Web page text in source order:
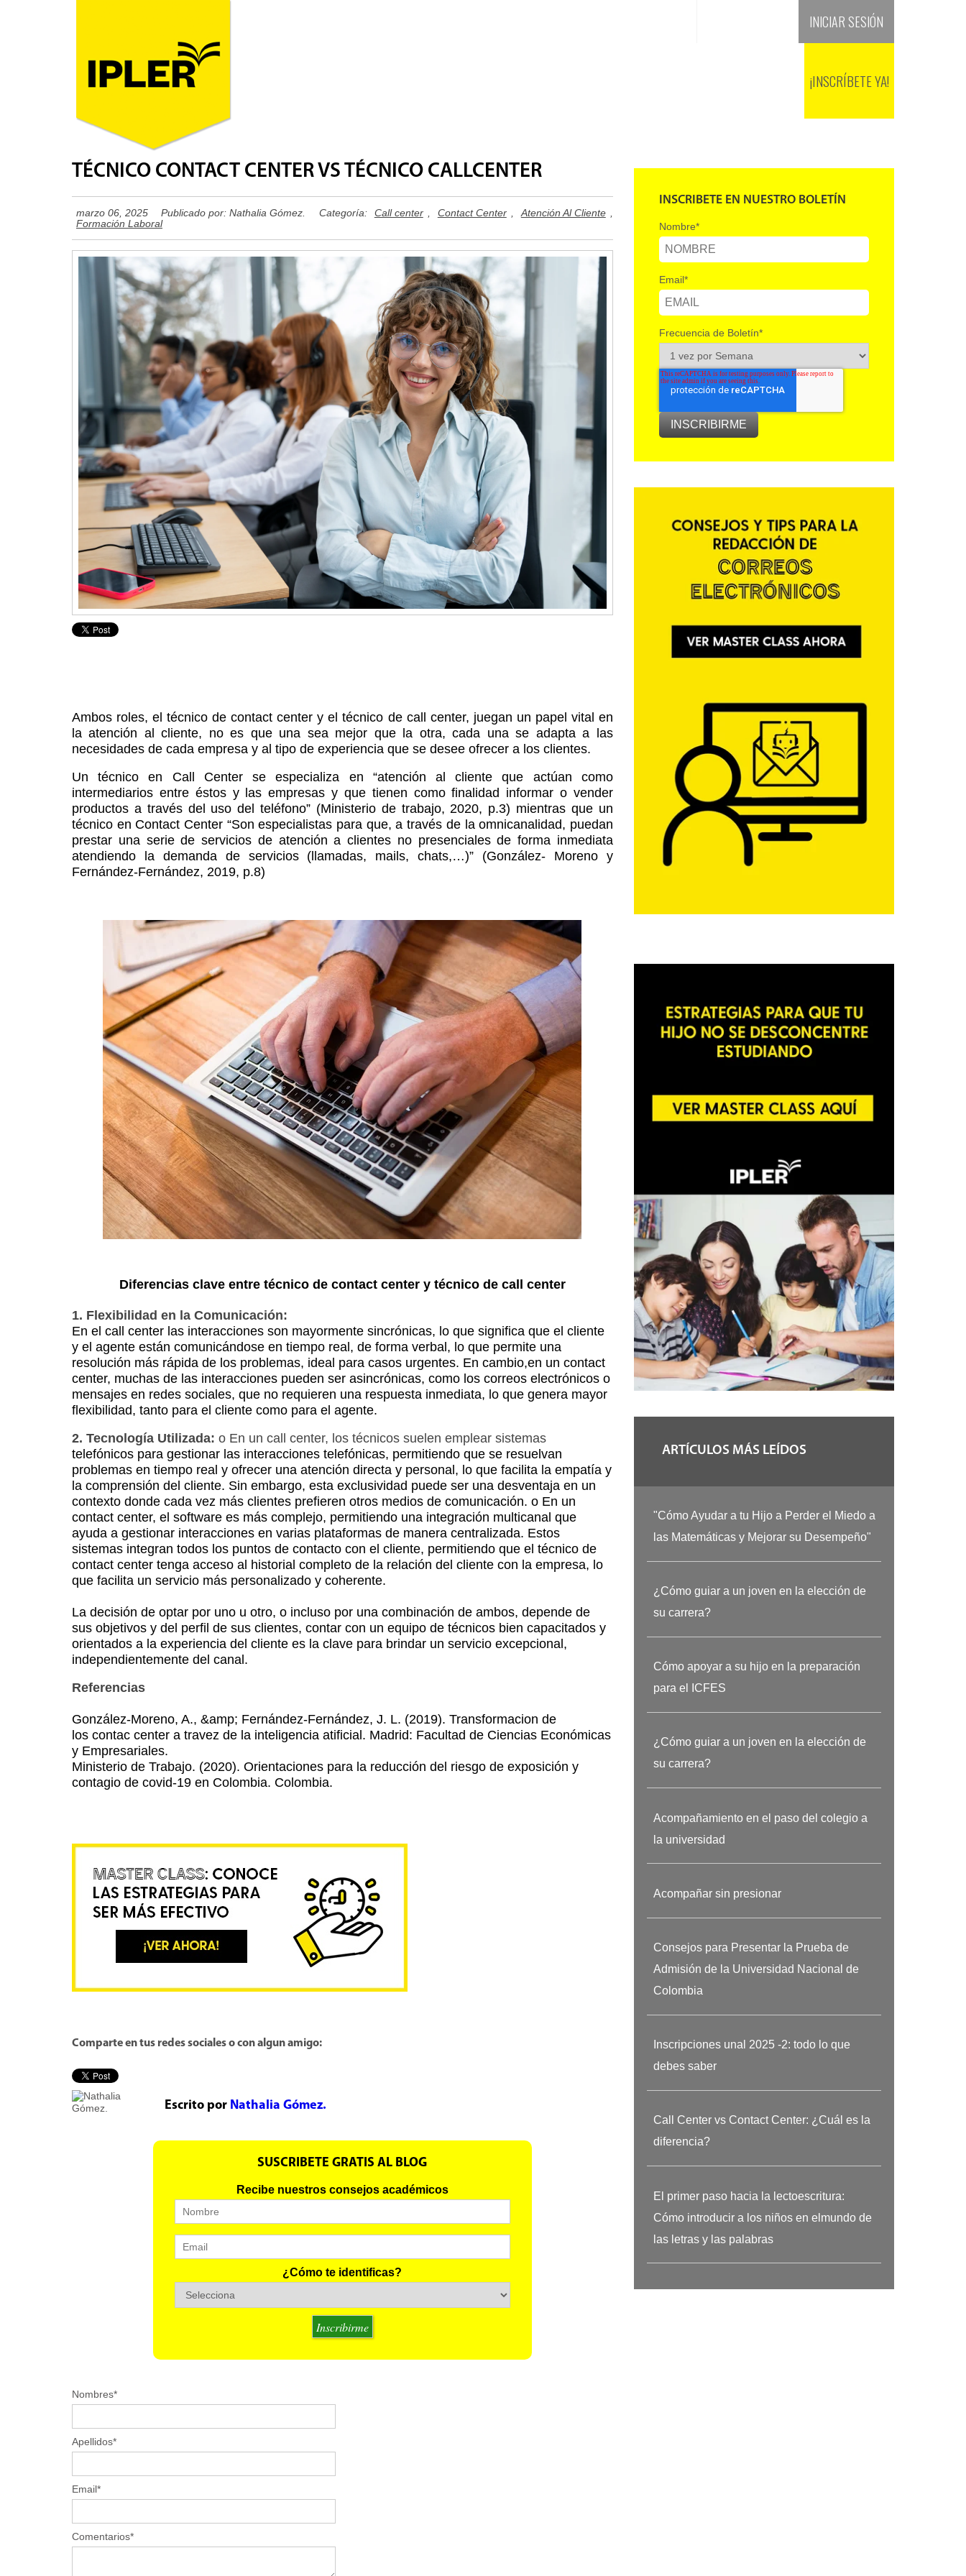
INICIAR SESIÓN
¡INSCRÍBETE YA!
TÉCNICO CONTACT CENTER VS TÉCNICO CALLCENTER
marzo 06, 2025 Publicado por:Nathalia Gómez. Categoría: Call center Contact Center Atención Al Cliente
Formación Laboral
Ambos roles, el técnico de contact center y el técnico de call center, juegan un papel vital en
la atención al cliente, no es que una sea mejor que la otra, cada una se adapta a las
necesidades de cada empresa y al tipo de experiencia que se desee ofrecer a los clientes.
Un técnico en Call Center se especializa en “atención al cliente que actúan como
intermediarios entre éstos y las empresas y que tienen como finalidad informar o vender
productos a través del uso del teléfono” (Ministerio de trabajo, 2020, p.3) mientras que un
técnico en Contact Center “Son especialistas para que, a través de la omnicanalidad, puedan
prestar una serie de servicios de atención a clientes no presenciales de forma inmediata
atendiendo la demanda de servicios (llamadas, mails, chats,…)” (González- Moreno y
Fernández-Fernández, 2019, p.8)
Diferencias clave entre técnico de contact center y técnico de call center
1. Flexibilidad en la Comunicación:
En el call center las interacciones son mayormente sincrónicas, lo que significa que el cliente
y el agente están comunicándose en tiempo real, de forma verbal, lo que permite una
resolución más rápida de los problemas, ideal para casos urgentes. En cambio,en un contact
center, muchas de las interacciones pueden ser asincrónicas, como los correos electrónicos o
mensajes en redes sociales, que no requieren una respuesta inmediata, lo que genera mayor
flexibilidad, tanto para el cliente como para el agente.
2. Tecnología Utilizada: o En un call center, los técnicos suelen emplear sistemas
telefónicos para gestionar las interacciones telefónicas, permitiendo que se resuelvan
problemas en tiempo real y ofrecer una atención directa y personal, lo que facilita la empatía y
la comprensión del cliente. Sin embargo, esta exclusividad puede ser una desventaja en un
contexto donde cada vez más clientes prefieren otros medios de comunicación. o En un
contact center, el software es más complejo, permitiendo una integración multicanal que
ayuda a gestionar interacciones en varias plataformas de manera centralizada. Estos
sistemas integran todos los puntos de contacto con el cliente, permitiendo que el técnico de
contact center tenga acceso al historial completo de la relación del cliente con la empresa, lo
que facilita un servicio más personalizado y coherente.
La decisión de optar por uno u otro, o incluso por una combinación de ambos, depende de
sus objetivos y del perfil de sus clientes, contar con un equipo de técnicos bien capacitados y
orientados a la experiencia del cliente es la clave para brindar un servicio excepcional,
independientemente del canal.
Referencias
González-Moreno, A., &amp; Fernández-Fernández, J. L. (2019). Transformacion de
los contac center a travez de la inteligencia atificial. Madrid: Facultad de Ciencias Económicas
y Empresariales.
Ministerio de Trabajo. (2020). Orientaciones para la reducción del riesgo de exposición y
contagio de covid-19 en Colombia. Colombia.
Comparte en tus redes sociales o con algun amigo:
Escrito por Nathalia Gómez.
SUSCRIBETE GRATIS AL BLOG
Recibe nuestros consejos académicos
¿Cómo te identificas?
Nombres*
Apellidos*
Email*
Comentarios*
INSCRIBETE EN NUESTRO BOLETÍN
Nombre*
Email*
Frecuencia de Boletín*
ARTÍCULOS MÁS LEÍDOS
"Cómo Ayudar a tu Hijo a Perder el Miedo a
las Matemáticas y Mejorar su Desempeño"
¿Cómo guiar a un joven en la elección de
su carrera?
Cómo apoyar a su hijo en la preparación
para el ICFES
¿Cómo guiar a un joven en la elección de
su carrera?
Acompañamiento en el paso del colegio a
la universidad
Acompañar sin presionar
Consejos para Presentar la Prueba de
Admisión de la Universidad Nacional de
Colombia
Inscripciones unal 2025 -2: todo lo que
debes saber
Call Center vs Contact Center: ¿Cuál es la
diferencia?
El primer paso hacia la lectoescritura:
Cómo introducir a los niños en elmundo de
las letras y las palabras